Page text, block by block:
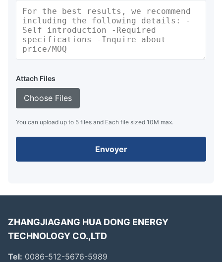
Attach Files
Choose Files
You can upload up to 5 files and Each file sized 10M max.
Envoyer
ZHANGJIAGANG HUA DONG ENERGY
TECHNOLOGY CO.,LTD
Tel: 0086-512-5676-5989